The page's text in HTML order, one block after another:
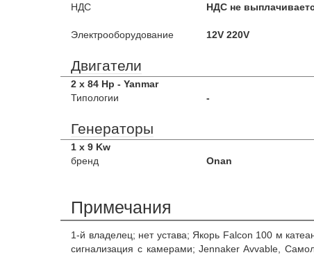
НДС НДС не
Электрооборудование 12V 220V
Двигатели
2 x 84 Hp - Yanmar
Типологии
-
Генераторы
1 x 9 Kw
бренд
Onan
Примечания
1-й владелец; нет устава; Якорь Falcon 100 м
сигнализация с камерами; Jennaker Avvable,